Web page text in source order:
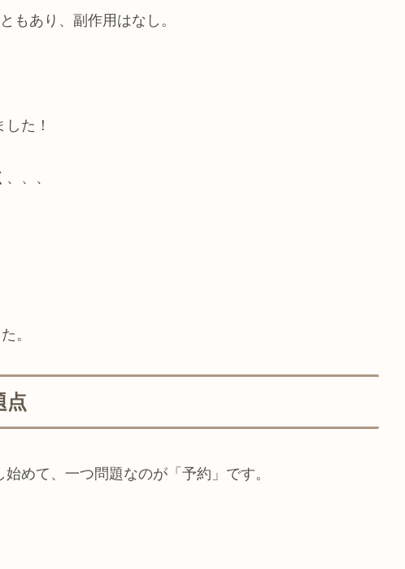
もあり、副作用はなし。
た！
、、
。
点
めて、一つ問題なのが「予約」です。